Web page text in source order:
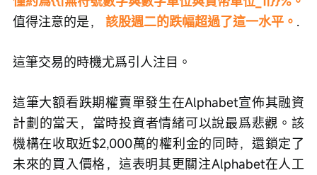
值得注意的是， 該股週二的跌幅超過了這一水平。 .
這筆交易的時機尤爲引人注目。
這筆大額看跌期權賣單發生在Alphabet宣佈其融資
計劃的當天，當時投資者情緒可以說最爲悲觀。該
機構在收取近$2,000萬的權利金的同時，還鎖定了
未來的買入價格，這表明其更關注Alphabet在人工